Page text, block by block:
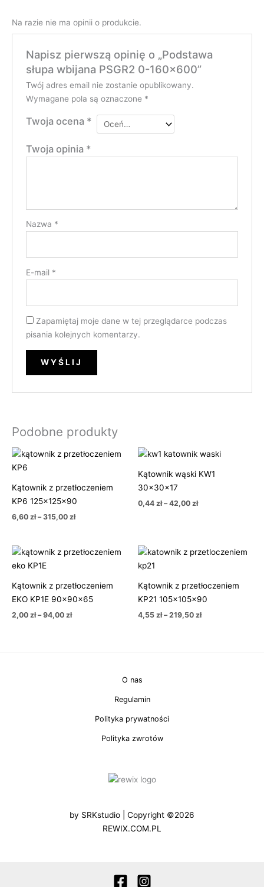
Na razie nie ma opinii o produkcie.
Napisz pierwszą opinię o „Podstawa
słupa wbijana PSGR2 0-160×600”
Twój adres email nie zostanie opublikowany.
Wymagane pola są oznaczone *
Twoja ocena *
Twoja opinia *
Nazwa *
E-mail *
Zapamiętaj moje dane w tej przeglądarce podczas
pisania kolejnych komentarzy.
Podobne produkty
Kątownik z przetłoczeniem
KP6 125x125x90
6,60 zł – 315,00 zł
Zakres
do
315,00 zł
Kątownik wąski KW1
30x30x17
0,44 zł – 42,00 zł
Zakres
od
0,44 zł
Kątownik z przetłoczeniem
EKO KP1E 90x90x65
2,00 zł – 94,00 zł
Zakres
do
94,00 zł
Kątownik z przetłoczeniem
KP21 105x105x90
4,55 zł – 219,50 zł
Zakres
do
219,50 zł
O nas
Regulamin
Polityka prywatności
Polityka zwrotów
by SRKstudio | Copyright ©2026
REWIX.COM.PL